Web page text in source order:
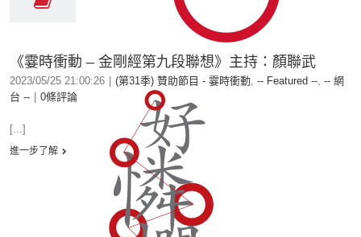
《霎時衝動 – 金剛經第九段聯想》主持：顏聯武
2023/05/25 21:00:26 (第31季) 贊助節目 - 霎時衝動, -- Featured --, -- 網
台 --
0條評論
[...]
進一步了解